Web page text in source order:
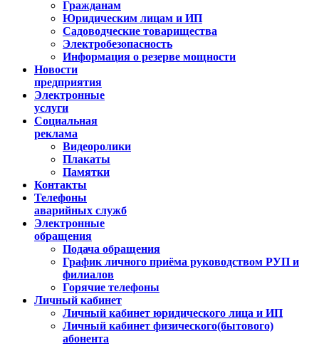
Гражданам
Юридическим лицам и ИП
Садоводческие товарищества
Электробезопасность
Информация о резерве мощности
Новости
предприятия
Электронные
услуги
Социальная
реклама
Видеоролики
Плакаты
Памятки
Контакты
Телефоны
аварийных служб
Электронные
обращения
Подача обращения
График личного приёма руководством РУП и
филиалов
Горячие телефоны
Личный кабинет
Личный кабинет юридического лица и ИП
Личный кабинет физического(бытового)
абонента